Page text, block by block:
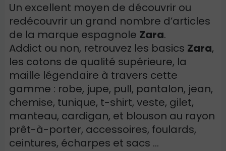
Un excellent moyen de découvrir ou
redécouvrir un grand nombre d’articles
de la marque espagnole Zara.
Addict ou non, retrouvez les basics Zara,
les cotons de qualité supérieure, la
maille légendaire à travers cette
gamme : robe, jupe, pull, pantalon, jean,
chemise, tunique, t-shirt, veste, gilet,
manteau, cardigan, et blouson au rayon
prêt-à-porter, accessoires, foulards,
ceintures, écharpes et sacs …